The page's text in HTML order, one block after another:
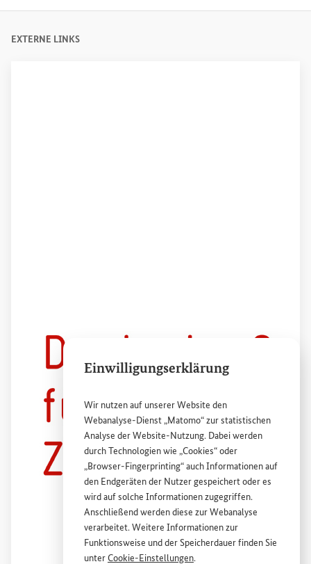
Einwilligungserklärung
Wir nutzen auf unsererWebsite den
Webanalyse-Dienst „Matomo“ zur statistischen
Analyse derWebsite-Nutzung. Dabei werden
durch Technologien wie „Cookies“ oder
„Browser-Fingerprinting“ auch Informationen auf
den Endgeräten der Nutzer gespeichert oder es
wird auf solche Informationen zugegriffen.
Anschließend werden diese zur Webanalyse
verarbeitet. Weitere Informationen zur
Funktionsweise und der Speicherdauer finden Sie
unterCookie-Einstellungen.
EXTERNE LINKS
Deutsche Gesellschaft für internationale Zusammenarbeit (